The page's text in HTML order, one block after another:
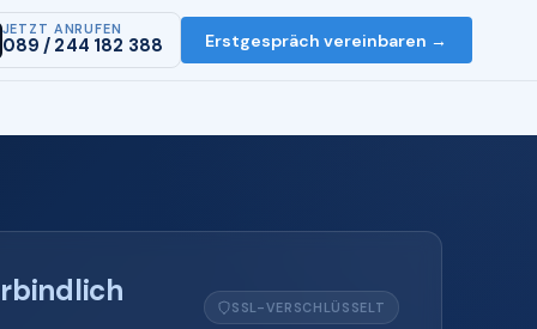
JETZT ANRUFEN
089 / 244 182 388 Erstgespräch vereinbaren →
SSL-VERSCHLÜSSELT